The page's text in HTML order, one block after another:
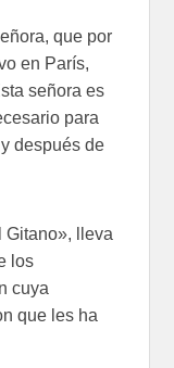
que por
en París,
señora es
para
después de
Gitano», lleva
los
cuya
que les ha